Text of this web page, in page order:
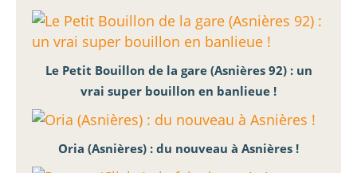
Le Petit Bouillon de la gare (Asnières 92) : un
vrai super bouillon en banlieue !
Oria (Asnières) : du nouveau à Asnières !